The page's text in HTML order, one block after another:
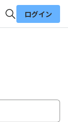
ログイン